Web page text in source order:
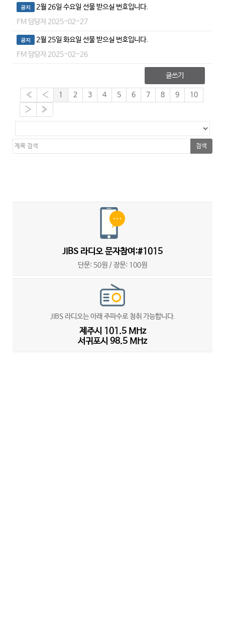
공지
2월 26일 수요일 선물 받으실 번호입니다.
FM 담당자 2025-02-27
공지
2월 25일 화요일 선물 받으실 번호입니다.
FM 담당자 2025-02-26
글쓰기
« ‹ 1 2 3 4 5 6 7 8 9
10
›
»
검색
JIBS 라디오 문자참여:#1015
단문: 50원 / 장문: 100원
JIBS 라디오는 아래 주파수로 청취 가능합니다.
제주시 101.5 MHz
서귀포시 98.5 MHz